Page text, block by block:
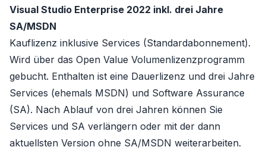
Visual Studio Enterprise 2022 inkl. drei Jahre
SA/MSDN
Kauflizenz inklusive Services (Standardabonnement).
Wird über das Open Value Volumenlizenzprogramm
gebucht. Enthalten ist eine Dauerlizenz und drei Jahre
Services (ehemals MSDN) und Software Assurance
(SA). Nach Ablauf von drei Jahren können Sie
Services und SA verlängern oder mit der dann
aktuellsten Version ohne SA/MSDN weiterarbeiten.